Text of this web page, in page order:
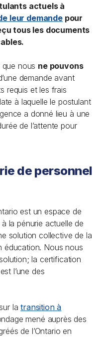
actuels à
leur demandepour
tous les documents
que nous ne pouvons
demande avant
requis et les frais
à laquelle le postulant
a donné lieu à une
de l’attente pour
de personnel
est un espace de
la pénurie actuelle de
solution collective de la
éducation. Nous nous
la certification
l’une des
latransition à
mené auprès des
de l’Ontario en